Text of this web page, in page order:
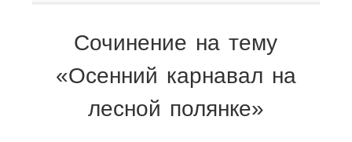
Cочинение на тему
«Осенний карнавал на
лесной полянке»